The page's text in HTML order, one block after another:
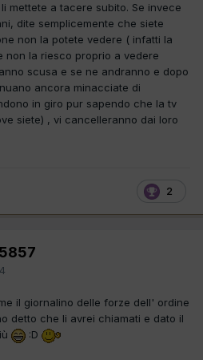
mettete a tacere subito. Se invece
dite semplicemente che siete
non la potete vedere ( infatti la
non la riesco proprio a vedere
scusa e se ne andranno e dopo
ancora minacciate di
in giro pur sapendo che la tv
siete) , vi cancelleranno dai loro
2
il giornalino delle forze dell' ordine
detto che li avrei chiamati e dato il
:D